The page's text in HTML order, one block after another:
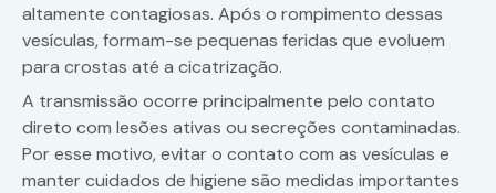
altamente contagiosas. Após o rompimento dessas
vesículas, formam-se pequenas feridas que evoluem
para crostas até a cicatrização.
A transmissão ocorre principalmente pelo contato
direto com lesões ativas ou secreções contaminadas.
Por esse motivo, evitar o contato com as vesículas e
manter cuidados de higiene são medidas importantes